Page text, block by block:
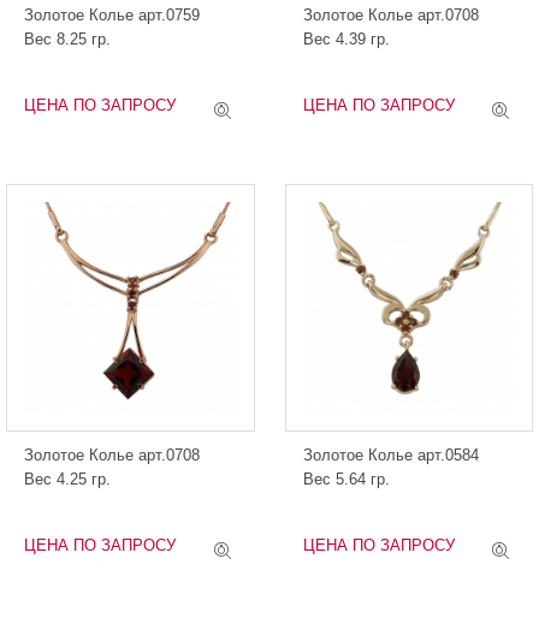
Золотое Колье арт.0759
Вес 8.25 гр.
ЦЕНА ПО ЗАПРОСУ
Золотое Колье арт.0708
Вес 4.39 гр.
ЦЕНА ПО ЗАПРОСУ
Золотое Колье арт.0708
Вес 4.25 гр.
ЦЕНА ПО ЗАПРОСУ
Золотое Колье арт.0584
Вес 5.64 гр.
ЦЕНА ПО ЗАПРОСУ